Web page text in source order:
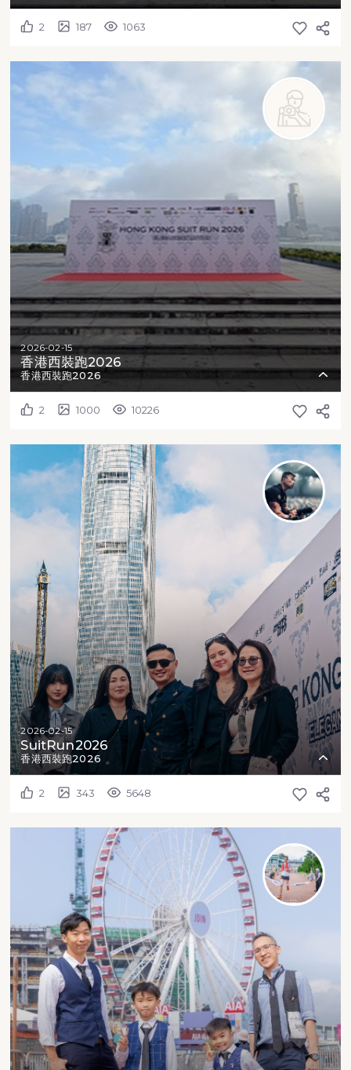
2 187 1063
2026-02-15
香港西裝跑2026
香港西裝跑2026
2 1000 10226
2026-02-15
SuitRun2026
香港西裝跑2026
2 343 5648